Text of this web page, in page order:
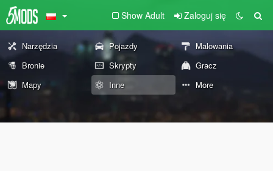
Show Adult Zaloguj się
Narzędzia Pojazdy
Malowania
Bronie
Skrypty
Gracz
Mapy
Inne More